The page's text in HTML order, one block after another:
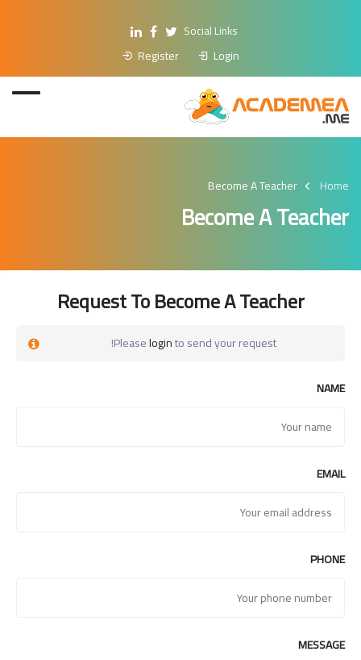
Social Links
Login
Register
Home
Become A Teacher
Become A Teacher
Request To Become A Teacher
Pleaseloginto send your request!
NAME
EMAIL
PHONE
MESSAGE